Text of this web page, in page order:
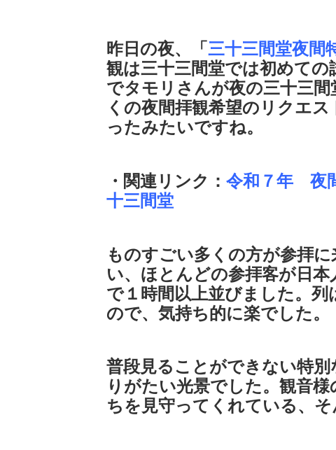
昨日の夜、「三十三間堂夜間
観は三十三間堂では初めての
でタモリさんが夜の三十三
くの夜間拝観希望のリクエ
ったみたいですね。
・関連リンク： 令和７年 夜
十三間堂
ものすごい多くの方が参拝
い、ほとんどの参拝客が日
で１時間以上並びました。
ので、気持ち的に楽でした。
普段見ることができない特
りがたい光景でした。観音
ちを見守ってくれている、そ